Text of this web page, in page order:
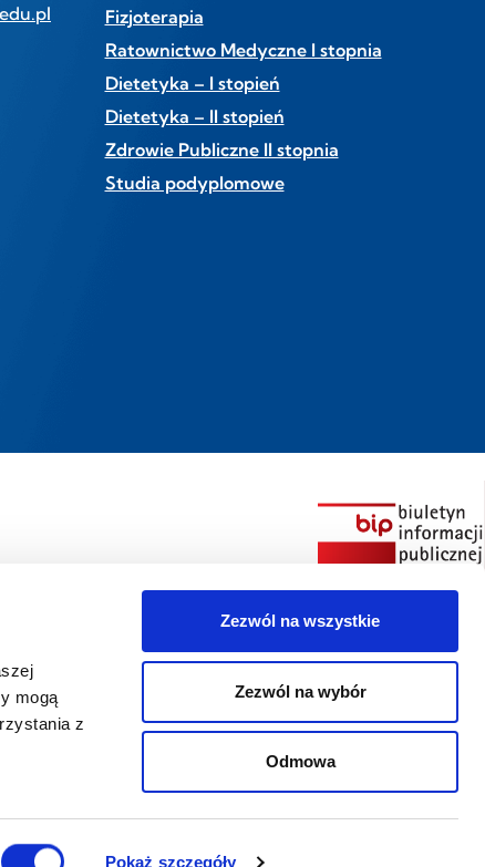
mogą
z
Pokaż szczegóły
Zezwól na wszystkie
Zezwól na wybór
Odmowa
Fizjoterapia
Ratownictwo Medyczne I stopnia
Dietetyka – I stopień
Dietetyka – II stopień
Zdrowie Publiczne II stopnia
Studia podyplomowe